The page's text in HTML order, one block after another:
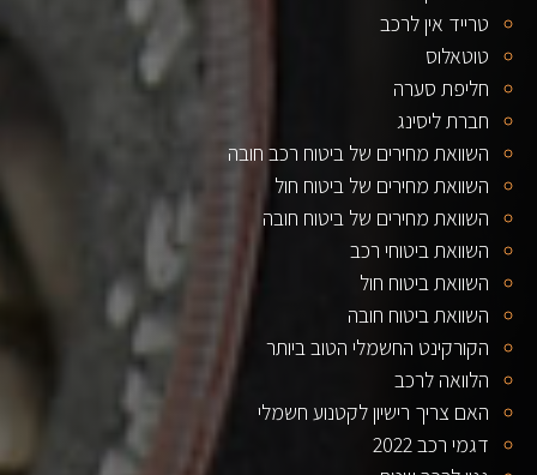
טרייד אין לרכב
טוטאלוס
חליפת סערה
חברת ליסינג
השוואת מחירים של ביטוח רכב חובה
השוואת מחירים של ביטוח חול
השוואת מחירים של ביטוח חובה
השוואת ביטוחי רכב
השוואת ביטוח חול
השוואת ביטוח חובה
הקורקינט החשמלי הטוב ביותר
הלוואה לרכב
האם צריך רישיון לקטנוע חשמלי
דגמי רכב 2022